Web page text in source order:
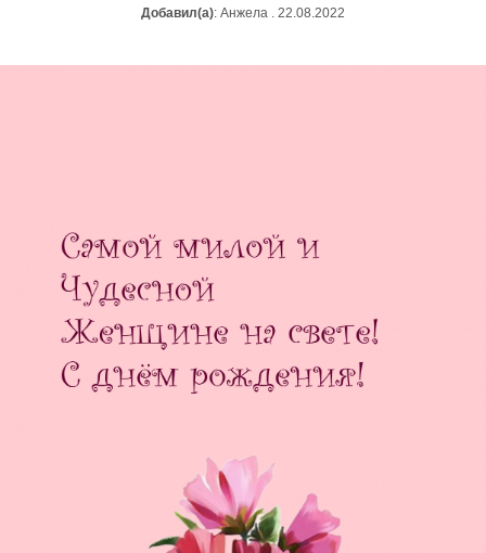
Добавил(а): Анжела . 22.08.2022